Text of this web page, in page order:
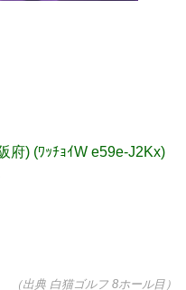
府) (ﾜｯﾁｮｲW e59e-J2Kx)
（出典 白猫ゴルフ 8ホール目）